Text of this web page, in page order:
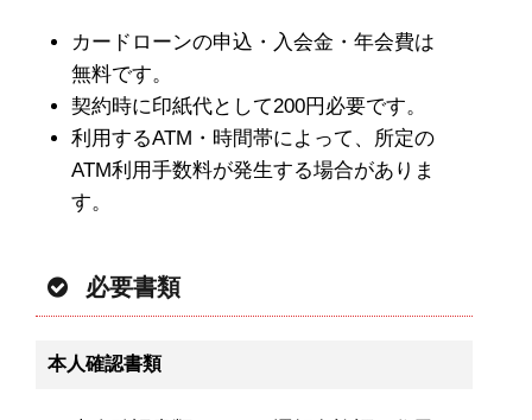
カードローンの申込・入会金・年会費は
無料です。
契約時に印紙代として200円必要です。
利用するATM・時間帯によって、所定の
ATM利用手数料が発生する場合がありま
す。
必要書類
本人確認書類